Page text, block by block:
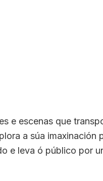
e escenas que
a súa imaxinación
e leva ó público por